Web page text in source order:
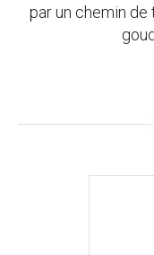
par un chemin de